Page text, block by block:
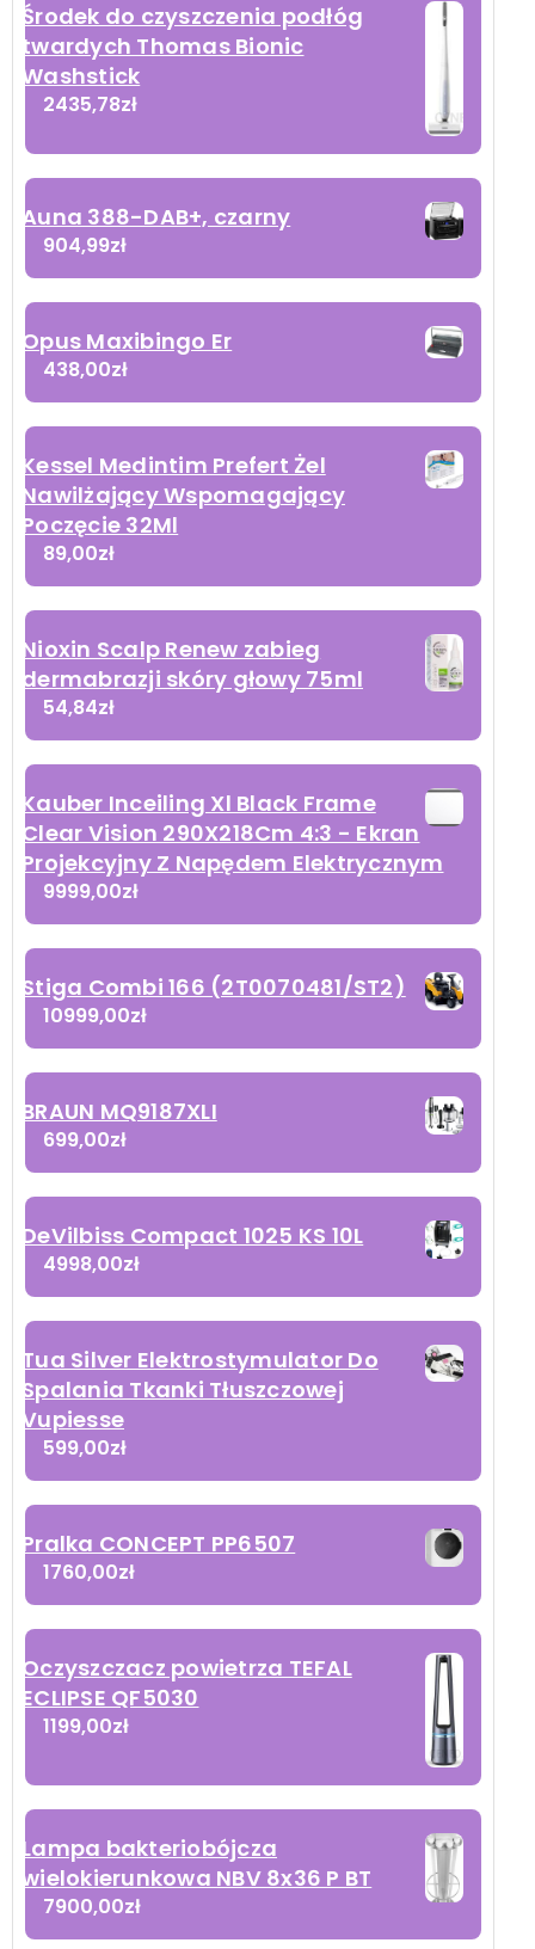
Środek do czyszczenia podłóg
twardych Thomas Bionic
Washstick
2435,78zł
Auna 388-DAB+, czarny
904,99zł
Opus Maxibingo Er
438,00zł
Kessel Medintim Prefert Żel
Nawilżający Wspomagający
Poczęcie 32Ml
89,00zł
Nioxin Scalp Renew zabieg
dermabrazji skóry głowy 75ml
54,84zł
Kauber Inceiling Xl Black Frame
Clear Vision 290X218Cm 4:3 - Ekran
Projekcyjny Z Napędem Elektrycznym
9999,00zł
Stiga Combi 166 (2T0070481/ST2)
10999,00zł
BRAUN MQ9187XLI
699,00zł
DeVilbiss Compact 1025 KS 10L
4998,00zł
Tua Silver Elektrostymulator Do
Spalania Tkanki Tłuszczowej
Vupiesse
599,00zł
Pralka CONCEPT PP6507
1760,00zł
Oczyszczacz powietrza TEFAL
ECLIPSE QF5030
1199,00zł
Lampa bakteriobójcza
wielokierunkowa NBV 8x36 P BT
7900,00zł